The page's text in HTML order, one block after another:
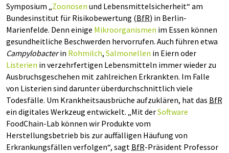
Symposium „Zoonosen und Lebensmittelsicherheit“ am
Bundesinstitut für Risikobewertung (BfR) in Berlin-
Marienfelde. Denn einige Mikroorganismen im Essen können
gesundheitliche Beschwerden hervorrufen. Auch führen etwa
Campylobacterin Rohmilch, Salmonellen in Eiern oder
Listerien in verzehrfertigen Lebensmitteln immer wieder zu
Ausbruchsgeschehen mit zahlreichen Erkrankten. Im Falle
von Listerien sind darunter überdurchschnittlich viele
Todesfälle. Um Krankheitsausbrüche aufzuklären, hat das BfR
ein digitales Werkzeug entwickelt. „Mit derSoftware
FoodChain-Lab können wir Produkte vom
Herstellungsbetrieb bis zur auffälligen Häufung von
Erkrankungsfällen verfolgen“, sagt BfR-Präsident Professor